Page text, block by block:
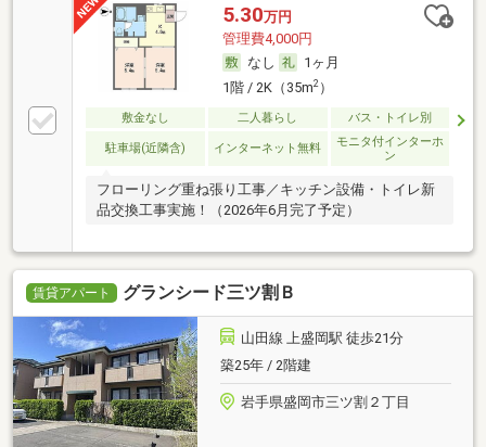
5.30万円
管理費4,000円
なし
1ヶ月
1階 / 2K（35m2）
敷金なし 二人暮らし バス・トイレ別
駐車場(近隣含) インターネット無料
モニタ付インターホ
ン
フローリング重ね張り工事／キッチン設備・トイレ新
品交換工事実施！（2026年6月完了予定）
賃貸アパート グランシード三ツ割Ｂ
山田線 上盛岡駅 徒歩21分
築25年 / 2階建
岩手県盛岡市三ツ割２丁目